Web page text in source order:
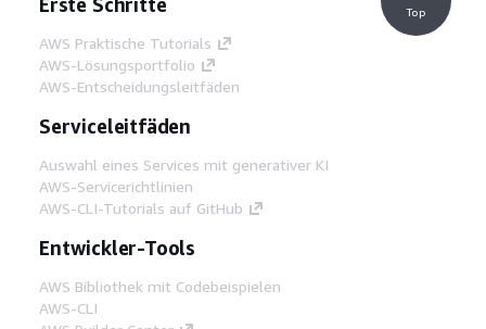
AWS Praktische Tutorials
AWS-Lösungsportfolio
AWS-Entscheidungsleitfäden
Serviceleitfäden
Auswahl eines Services mit generativer KI
AWS-Servicerichtlinien
AWS-CLI-Tutorials auf GitHub
Entwickler-Tools
AWS Bibliothek mit Codebeispielen
AWS-CLI
Top